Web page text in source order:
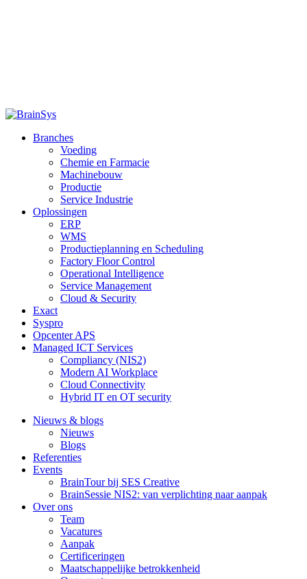
Branches
Voeding
Chemie en Farmacie
Machinebouw
Productie
Service Industrie
Oplossingen
ERP
WMS
Productieplanning en Scheduling
Factory Floor Control
Operational Intelligence
Service Management
Cloud & Security
Exact
Syspro
Opcenter APS
Managed ICT Services
Compliancy (NIS2)
Modern AI Workplace
Cloud Connectivity
Hybrid IT en OT security
Nieuws & blogs
Nieuws
Blogs
Referenties
Events
BrainTour bij SES Creative
BrainSessie NIS2: van verplichting naar aanpak
Over ons
Team
Vacatures
Aanpak
Certificeringen
Maatschappelijke betrokkenheid